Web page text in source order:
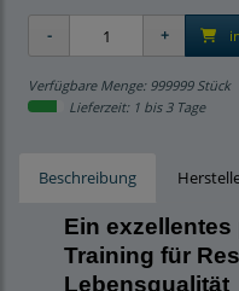
Verfügbare Menge: 999999 Stück
Lieferzeit: 1 bis 3 Tage
Beschreibung
Ein
Training für
Lebensqualität